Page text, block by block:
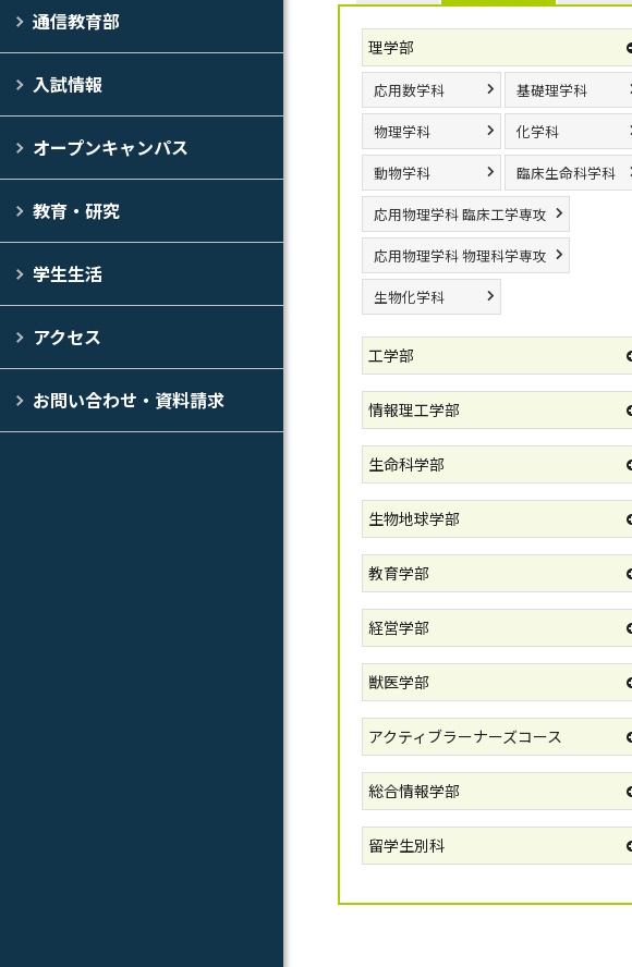
通信教育部
入試情報
オープンキャンパス
教育・研究
学生生活
アクセス
お問い合わせ・資料請求
理学部
応用数学科
基礎理学科
物理学科
化学科
動物学科
臨床生命科学科
応用物理学科 臨床工学専攻
応用物理学科 物理科学専攻
生物化学科
工学部
情報理工学部
生命科学部
生物地球学部
教育学部
経営学部
獣医学部
アクティブラーナーズコース
総合情報学部
留学生別科